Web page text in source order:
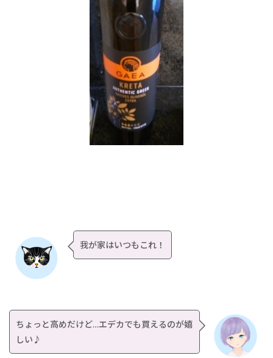
我が家はいつもこれ！
ちょっと高めだけど…エデカでも買えるのが嬉
しい♪